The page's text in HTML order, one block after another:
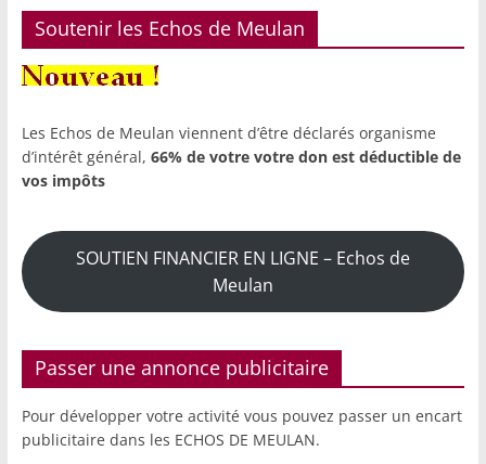
Soutenir les Echos de Meulan
Les Echos de Meulan viennent d’être déclarés organisme
d’intérêt général, 66% de votre votre don est déductible de
vos impôts
SOUTIEN FINANCIER EN LIGNE – Echos de
Meulan
Passer une annonce publicitaire
Pour développer votre activité vous pouvez passer un encart
publicitaire dans les ECHOS DE MEULAN.